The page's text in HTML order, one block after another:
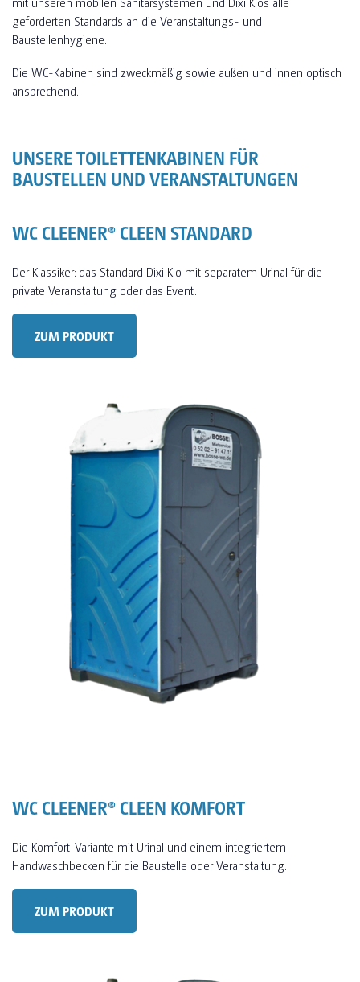
geforderten Standards an die Veranstaltungs- und
Baustellenhygiene.
Die WC-Kabinen sind zweckmäßig sowie außen und innen optisch
ansprechend.
UNSERE TOILETTENKABINEN FÜR
BAUSTELLEN UND VERANSTALTUNGEN
WC CLEENER® CLEEN STANDARD
Der Klassiker: das Standard Dixi Klo mit separatem Urinal für die
private Veranstaltung oder das Event.
ZUM PRODUKT
WC CLEENER® CLEEN KOMFORT
Die Komfort-Variante mit Urinal und einem integriertem
Handwaschbecken für die Baustelle oder Veranstaltung.
ZUM PRODUKT